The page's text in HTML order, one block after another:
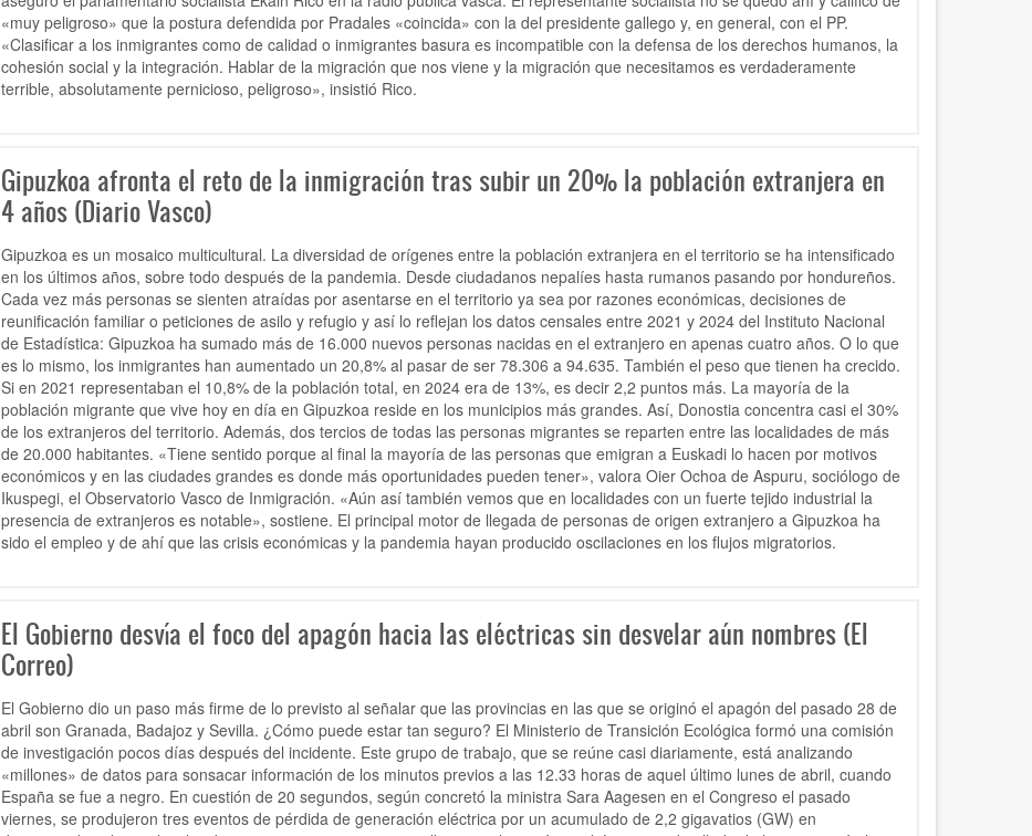
«muy peligroso» que la postura defendida por Pradales «coincida» con la del presidente gallego y, en general, con el PP.
«Clasificar a los inmigrantes como de calidad o inmigrantes basura es incompatible con la defensa de los derechos humanos, la
cohesión social y la integración. Hablar de la migración que nos viene y la migración que necesitamos es verdaderamente
terrible, absolutamente pernicioso, peligroso», insistió Rico.
Gipuzkoa afronta el reto de la inmigración tras subir un 20% la población extranjera en
4 años (Diario Vasco)
Gipuzkoa es un mosaico multicultural. La diversidad de orígenes entre la población extranjera en el territorio se ha intensificado
en los últimos años, sobre todo después de la pandemia. Desde ciudadanos nepalíes hasta rumanos pasando por hondureños.
Cada vez más personas se sienten atraídas por asentarse en el territorio ya sea por razones económicas, decisiones de
reunificación familiar o peticiones de asilo y refugio y así lo reflejan los datos censales entre 2021 y 2024 del Instituto Nacional
de Estadística: Gipuzkoa ha sumado más de 16.000 nuevos personas nacidas en el extranjero en apenas cuatro años. O lo que
es lo mismo, los inmigrantes han aumentado un 20,8% al pasar de ser 78.306 a 94.635. También el peso que tienen ha crecido.
Si en 2021 representaban el 10,8% de la población total, en 2024 era de 13%, es decir 2,2 puntos más. La mayoría de la
población migrante que vive hoy en día en Gipuzkoa reside en los municipios más grandes. Así, Donostia concentra casi el 30%
de los extranjeros del territorio. Además, dos tercios de todas las personas migrantes se reparten entre las localidades de más
de 20.000 habitantes. «Tiene sentido porque al final la mayoría de las personas que emigran a Euskadi lo hacen por motivos
económicos y en las ciudades grandes es donde más oportunidades pueden tener», valora Oier Ochoa de Aspuru, sociólogo de
Ikuspegi, el Observatorio Vasco de Inmigración. «Aún así también vemos que en localidades con un fuerte tejido industrial la
presencia de extranjeros es notable», sostiene. El principal motor de llegada de personas de origen extranjero a Gipuzkoa ha
sido el empleo y de ahí que las crisis económicas y la pandemia hayan producido oscilaciones en los flujos migratorios.
El Gobierno desvía el foco del apagón hacia las eléctricas sin desvelar aún nombres (El
Correo)
El Gobierno dio un paso más firme de lo previsto al señalar que las provincias en las que se originó el apagón del pasado 28 de
abril son Granada, Badajoz y Sevilla. ¿Cómo puede estar tan seguro? El Ministerio de Transición Ecológica formó una comisión
de investigación pocos días después del incidente. Este grupo de trabajo, que se reúne casi diariamente, está analizando
«millones» de datos para sonsacar información de los minutos previos a las 12.33 horas de aquel último lunes de abril, cuando
España se fue a negro. En cuestión de 20 segundos, según concretó la ministra Sara Aagesen en el Congreso el pasado
viernes, se produjeron tres eventos de pérdida de generación eléctrica por un acumulado de 2,2 gigavatios (GW) en